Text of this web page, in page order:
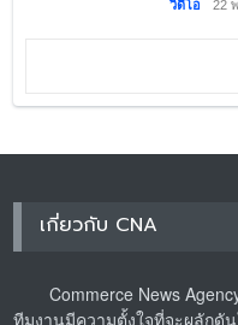
วิดีโอ 22
เกี่ยวกับ CNA
Commerce News
ทีมงานมีความตั้งใจที่จะผลักดั